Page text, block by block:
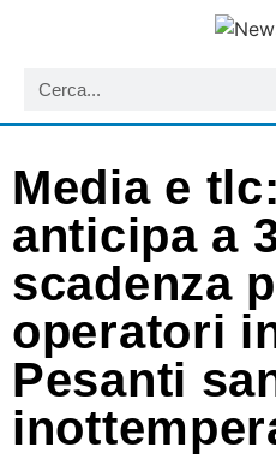
Media e
anticipa a
scadenza
operatori
Pesanti